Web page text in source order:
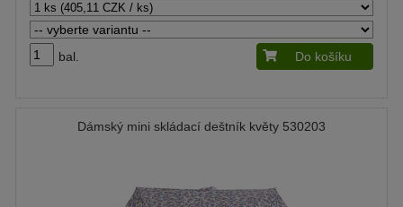
bal. Do košíku
Dámský mini skládací deštník květy 530203